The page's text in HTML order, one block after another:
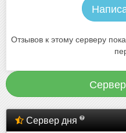
Отзывов к этому серверу
Сервер дня